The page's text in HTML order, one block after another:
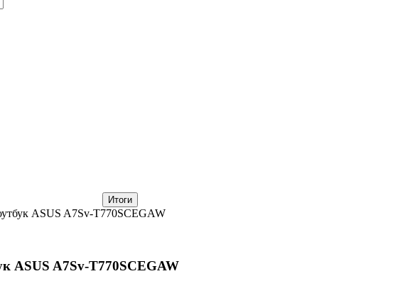
ASUS A7Sv-T770SCEGAW
ASUS A7Sv-T770SCEGAW